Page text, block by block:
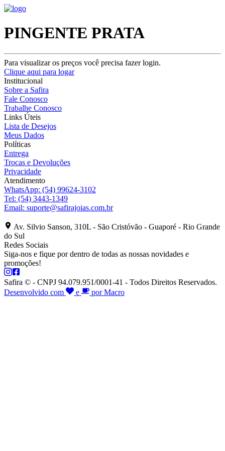
PINGENTE PRATA
Para visualizar os preços você precisa fazer login.
Clique aqui para logar
Institucional
Sobre a Safira
Fale Conosco
Trabalhe Conosco
Links Úteis
Lista de Desejos
Meus Dados
Políticas
Entrega
Trocas e Devoluções
Privacidade
Atendimento
WhatsApp: (54) 99624-3102
Tel: (54) 3443-1349
Email: suporte@safirajoias.com.br
Av. Silvio Sanson, 310L - São Cristóvão - Guaporé - Rio Grande
do Sul
Redes Sociais
Siga-nos e fique por dentro de todas as nossas novidades e
promoções!
Safira © - CNPJ 94.079.951/0001-41 - Todos Direitos Reservados.
Desenvolvido com
e por Macro